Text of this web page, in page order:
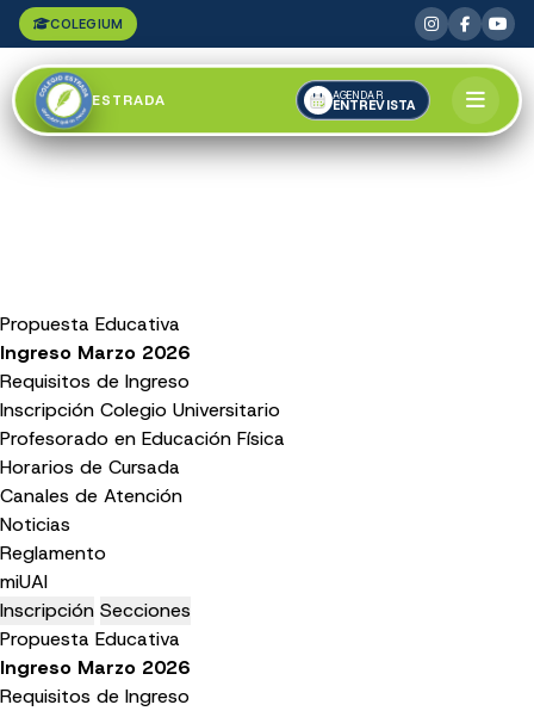
COLEGIUM
ESTRADA AGENDAR
ENTREVISTA
Propuesta Educativa
Ingreso Marzo 2026
Requisitos de Ingreso
Inscripción Colegio Universitario
Profesorado en Educación Física
Horarios de Cursada
Canales de Atención
Noticias
Reglamento
miUAI
Inscripción Secciones
Propuesta Educativa
Ingreso Marzo 2026
Requisitos de Ingreso